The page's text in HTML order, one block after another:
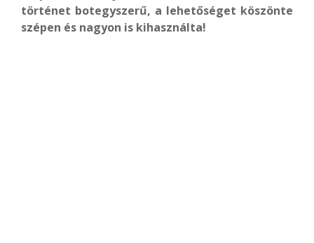
történet botegyszerű, a lehetőséget köszönte
szépen és nagyon is kihasználta!